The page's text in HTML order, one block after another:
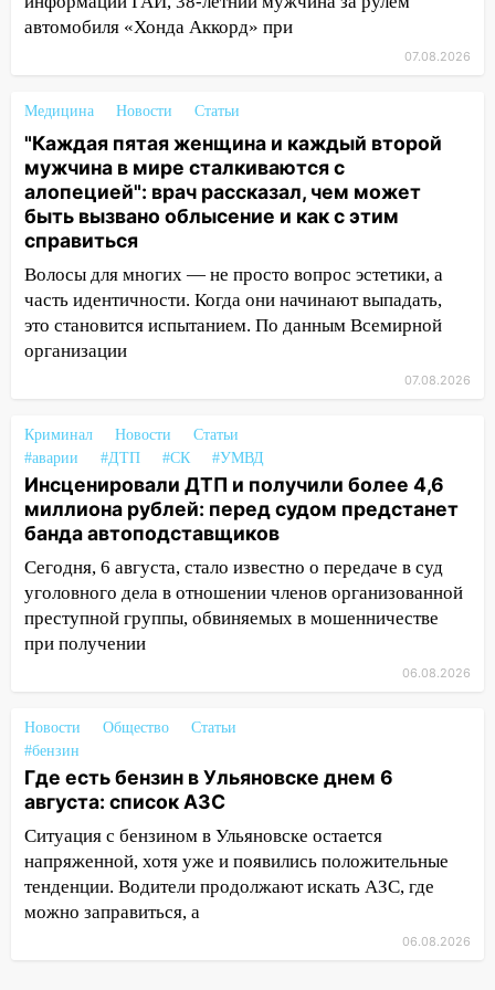
50-метровом участке
В Новом городе 8 августа пройдет
мотофристайлом и концертом
«Мураками»
14:04 Жару смоет ливнями: прогноз
погоды в Ульяновской области на
выходные 8-9 августа
13:30 В Ульяновске транспортные
полицейские проведут акцию «Час
пассажира»
13:20 В Ульяновске за один день
13:01
В Димитровграде мужчина
выбросил из машины страйкбольную
гранату: его задержали
12:34 На Ульяновскую область
надвигается сильнейшая непогода: град
и шквал до 27 м/с
12:31 Ульяновец хотел купить иномарку
из Европы и потерял 760 тысяч рублей
столкнулись «Лада» и Chevrolet:
пострадал 14-летний подросток
12:00 Где есть бензин в Ульяновске 7
августа: список АЗС
11:50 Заснул рядом с ребёнком и
случайно задушил его: суд вынес
приговор
автомобиля «Хонда Аккорд» при
07.08.2026
Медицина Новости Статьи
"Каждая пятая женщина и каждый второй
мужчина в мире сталкиваются с
алопецией": врач рассказал, чем может
быть вызвано облысение и как с этим
справиться
Волосы для многих — не просто вопрос эстетики, а
часть идентичности. Когда они начинают выпадать,
это становится испытанием. По данным Всемирной
организации
07.08.2026
Криминал Новости
Статьи
#аварии
#ДТП #СК #УМВД
Инсценировали ДТП и получили более 4,6
миллиона рублей: перед судом предстанет
банда автоподставщиков
Сегодня, 6 августа, стало известно о передаче в суд
уголовного дела в отношении членов организованной
преступной группы, обвиняемых в мошенничестве
при получении
06.08.2026
Новости Общество
Статьи
#бензин
Где есть бензин в Ульяновске днем 6
августа: список АЗС
Ситуация с бензином в Ульяновске остается
напряженной, хотя уже и появились положительные
тенденции. Водители продолжают искать АЗС, где
можно заправиться, а
06.08.2026